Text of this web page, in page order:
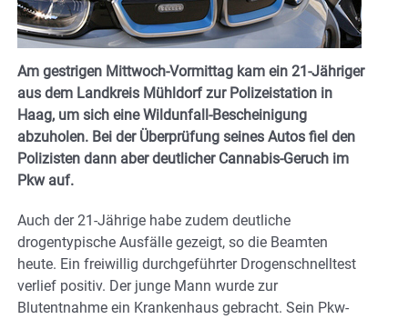
Am gestrigen Mittwoch-Vormittag kam ein 21-Jähriger
aus dem Landkreis Mühldorf zur Polizeistation in
Haag, um sich eine Wildunfall-Bescheinigung
abzuholen. Bei der Überprüfung seines Autos fiel den
Polizisten dann aber deutlicher Cannabis-Geruch im
Pkw auf.
Auch der 21-Jährige habe zudem deutliche
drogentypische Ausfälle gezeigt, so die Beamten
heute. Ein freiwillig durchgeführter Drogenschnelltest
verlief positiv. Der junge Mann wurde zur
Blutentnahme ein Krankenhaus gebracht. Sein Pkw-